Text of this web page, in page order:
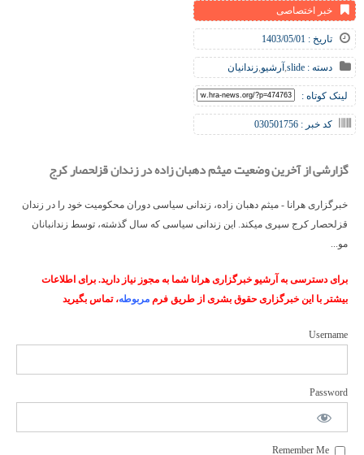
خبر اختصاصی
تاریخ : 1403/05/01
دسته : slide
,آرشیو,زندانیان
لینک کوتاه :
کد خبر : 030501756
گزارشی از آخرین وضعیت میثم دهبان زاده در زندان قزلحصار کرج
خبرگزاری هرانا - میثم دهبان زاده، زندانی سیاسی دوران محکومیت خود را در زندان
قزلحصار کرج سپری میکند. این زندانی سیاسی که سال گذشته، توسط زندانبانان
مو...
برای دسترسی به آرشیو خبرگزاری هرانا شما به مجوز نیاز دارید. برای اطلاعات
بیشتر با این خبرگزاری حقوق بشری از طریق فرم مربوطه، تماس بگیرید
Username
Password